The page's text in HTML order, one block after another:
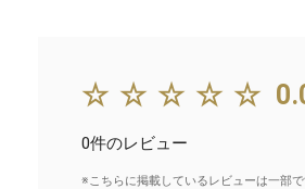
☆☆☆☆☆
0件のレビュー
※こちらに掲載しているレビューは一部